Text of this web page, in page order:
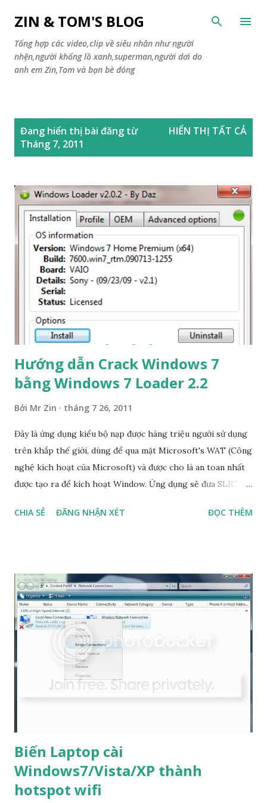
Chuyển đến nội dung chính
ZIN & TOM'S BLOG
Tổng hợp các video,clip về siêu nhân như người
nhện,người khổng lồ xanh,superman,người dơi do
anh em Zin,Tom và bạn bè đóng
Đang hiển thị bài đăng từ
Tháng 7, 2011
HIỂN THỊ TẤT CẢ
Hướng dẫn Crack Windows 7
bằng Windows 7 Loader 2.2
Bởi Mr Zin tháng 7 26, 2011
Đây là ứng dụng kiểu bộ nạp được hàng triệu người sử dụng
trên khắp thế giới, dùng để qua mặt Microsoft's WAT (Công
nghệ kích hoạt của Microsoft) và được cho là an toan nhất
được tạo ra để kích hoạt Window. Ứng dụng sẽ đưa SLIC (
khi khởi động window, điều này có nghĩa làm cho window
hệ thống * Đối số hỗ trợ cho các cài đặt im lặng * Có thể
được dùng để kích hoạt trước * Ứng dụng kiểm tra tính toàn
vẹn * Tuỳ chỉnh xử lý lỗi * Hỗ trợ cho phân vùng ẩn và thiết
lập phức tạp * Có thể làm việc cùng với GRUB của Linux
hoặc bất kỳ trình quản lý khởi động khác * Làm việc với
TrueCrypt và nhiều loại mã hóa ổ cứng * Thêm giấy chứng
nhận sở hữu và serial của bạn từ bên ngoài * Cung cấp giấy
CHIA SẺ ĐĂNG NHẬN XÉT ĐỌC THÊM
Biến Laptop cài
Windows7/Vista/XP thành
hotspot wifi